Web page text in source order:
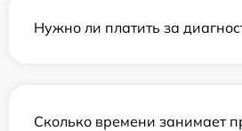
Нужно ли платить за
Сколько времени занимает